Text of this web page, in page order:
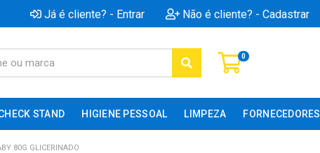
Já é cliente? - Entrar Não é cliente? - Cadastrar
0
STAND HIGIENE PESSOAL LIMPEZA FORNECEDORES
80G GLICERINADO